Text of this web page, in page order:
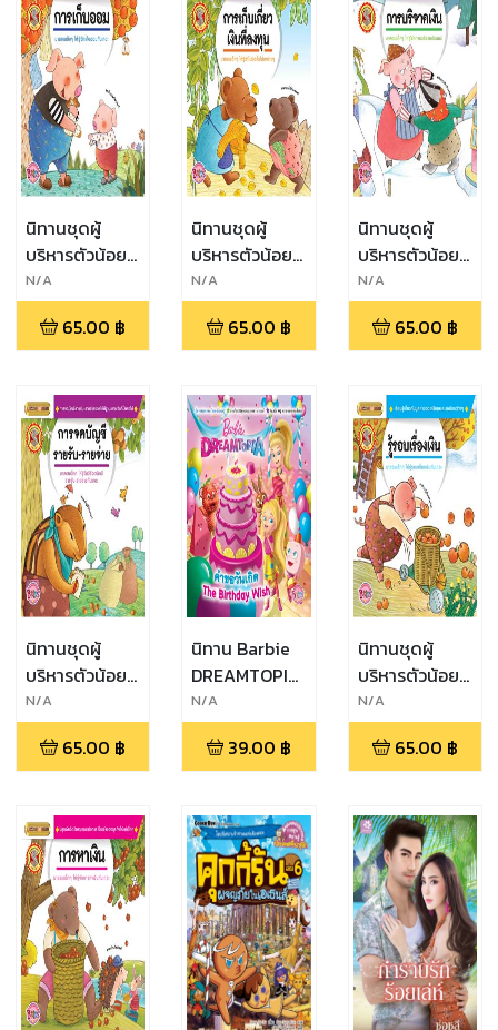
นิทานชุดผู้
บริหารตัวน้อย
เรื่อง การเก็บ
ออม
N/A
65.00 ฿
นิทานชุดผู้
บริหารตัวน้อย
เรื่อง การเก็บ
เกี่ยวเงินที่
ลงทุน
N/A
65.00 ฿
นิทานชุดผู้
บริหารตัวน้อย
เรื่อง การบริจาค
เงิน
N/A
65.00 ฿
นิทานชุดผู้
บริหารตัวน้อย
เรื่อง การจด
บัญชี รายรับ-
รายจ่าย
N/A
65.00 ฿
นิทาน Barbie
DREAMTOPIA
คำขอวันเกิด
The Birthday
Wish
N/A
39.00 ฿
นิทานชุดผู้
บริหารตัวน้อย
เรื่อง รู้รอบเรื่อง
เงิน
N/A
65.00 ฿